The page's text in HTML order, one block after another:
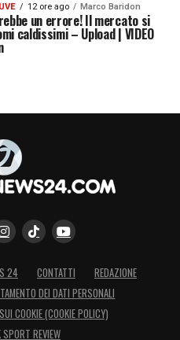
12 ore ago Marco Baridon
un errore! Il mercato si
caldissimi – Upload | VIDEO
24 CONTATTI
REDAZIONE
DEI DATI PERSONALI
COOKIE (COOKIE POLICY)
SPORT REVIEW